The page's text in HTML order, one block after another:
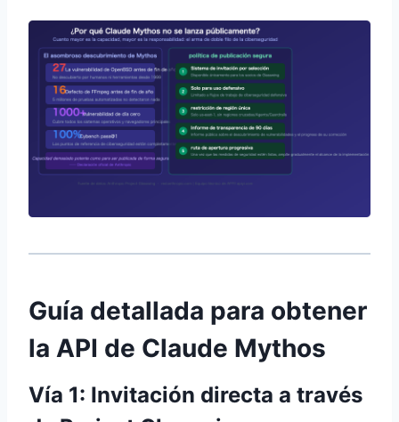
Guía detallada para obtener
la API de Claude Mythos
Vía 1: Invitación directa a través